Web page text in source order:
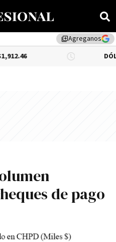
library_addAgreganos
DÓLAR BNA
de pago